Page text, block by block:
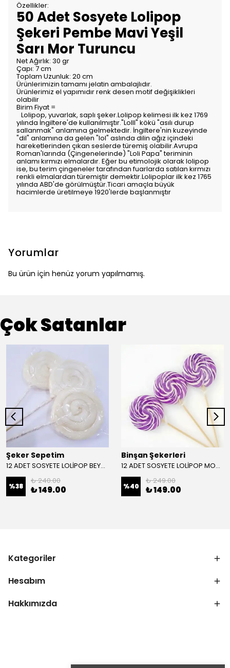
Özellikler:
50 Adet Sosyete Lolipop
Şekeri Pembe Mavi Yeşil
Sarı Mor Turuncu
Net Ağırlık: 30 gr
Çapı: 7 cm
Toplam Uzunluk: 20 cm
Ürünlerimizin tamamı jelatin ambalajlıdır.
Ürünlerimiz el yapımıdır renk desen motif değişiklikleri
olabilir
Birim Fiyat =
Lolipop, yuvarlak, saplı şeker.Lolipop kelimesi ilk kez 1769
yılında İngiltere'de kullanılmıştır."Lolll" kökü "asılı durup
sallanmak" anlamına gelmektedir. İngiltere'nin kuzeyinde
"dil" anlamına da gelen "lol" aslında dilin ağız içindeki
hareketlerinden çıkan seslerde türemiş olabilir.Avrupa
Roman'larında (Çingenelerinde) "Loli Papa" teriminin
anlamı kırmızı elmalardır. Eğer bu etimolojik olarak lolipop
ise, bu terim çingeneler tarafından fuarlarda satılan kırmızı
renkli elmalardan türemiştir demektir.Lolipoplar ilk kez 1765
yılında ABD'de görülmüştür.Ticari amaçla büyük
hacimlerde üretilmeye 1920'lerde başlanmıştır
Yorumlar
Bu ürün için henüz yorum yapılmamış.
Çok Satanlar
Şeker Sepetim
12 ADET SOSYETE LOLİPOP BEYAZ L55
%38
₺ 240.00
₺ 149.00
Binşan Şekerleri
12 ADET SOSYETE LOLİPOP MOR BEYAZ L12
%40
₺ 249.00
₺ 149.00
Kategoriler
Hesabım
Hakkımızda